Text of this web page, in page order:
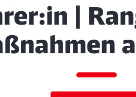
|